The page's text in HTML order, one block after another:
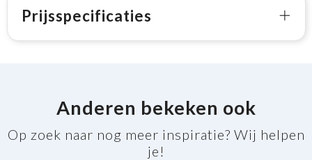
Prijsspecificaties
Anderen bekeken ook
Op zoek naar nog meer inspiratie? Wij helpen
je!